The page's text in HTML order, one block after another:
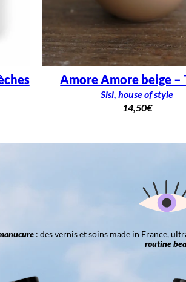
Amore Amore beige –
Sisi, house of style
14,50€
: des vernis et soins made in France,
routine